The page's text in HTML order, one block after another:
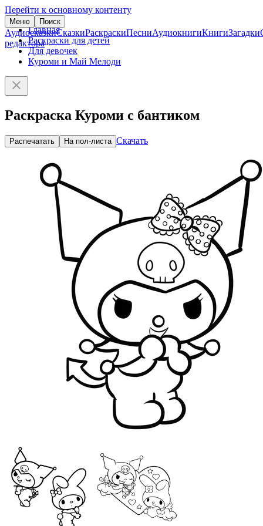
Перейти к основному контенту
Меню Поиск
АудиосказкиСказкиРаскраскиПесниАудиокнигиКнигиЗагадки
редактора
Главная
Раскраски для детей
Для девочек
Куроми и Май Мелоди
Раскраска Куроми с бантиком
Распечатать На пол-листа Скачать